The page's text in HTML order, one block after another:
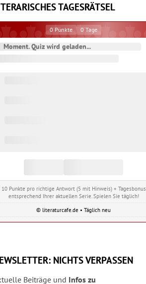
TAGESRÄTSEL
0 Punkte 0 Tage
Moment. Quiz wird geladen...
10 Punkte pro richtige Antwort (5 mit Hinweis) + Tagesbonus
entsprechend Ihrer aktuellen Serie. Spielen Sie täglich!
© literaturcafe.de • Täglich neu
NICHTS VERPASSEN
Beiträge und Infos zu